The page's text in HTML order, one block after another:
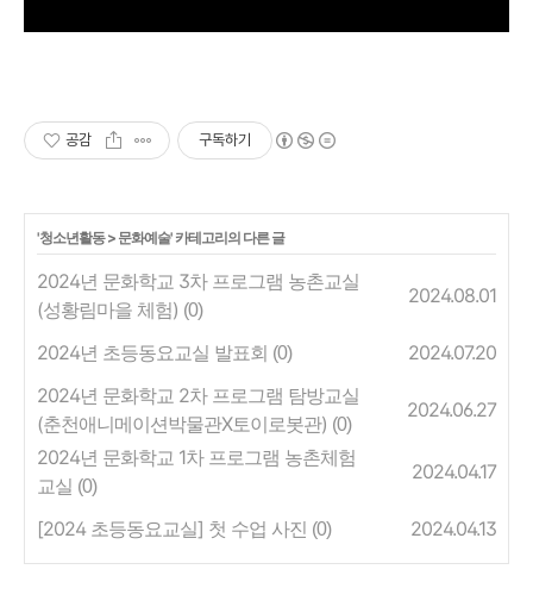
공감 구독하기
'청소년활동> 문화예술' 카테고리의 다른 글
2024년 문화학교 3차 프로그램 농촌교실
(성황림마을 체험) (0)
2024.08.01
2024년 초등동요교실 발표회 (0)
2024.07.20
2024년 문화학교 2차 프로그램 탐방교실
(춘천애니메이션박물관X토이로봇관) (0)
2024.06.27
2024년 문화학교 1차 프로그램 농촌체험
교실 (0)
2024.04.17
[2024 초등동요교실] 첫 수업 사진 (0) 2024.04.13